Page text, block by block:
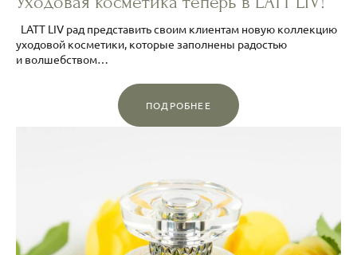
LATT LIV рад представить своим клиентам новую коллекцию
уходовой косметики, которые заполнены радостью
и волшебством…
ПОДРОБНЕЕ